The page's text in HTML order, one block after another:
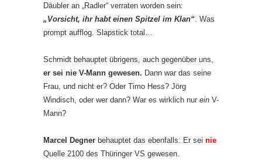
Däubler an „Radler“ verraten worden sein:
„Vorsicht, ihr habt einen Spitzel im Klan“. Was
prompt aufflog. Slapstick total…
Schmidt behauptet übrigens, auch gegenüber uns,
er sei nie V-Mann gewesen. Dann war das seine
Frau, und nicht er? Oder Timo Hess? Jörg
Windisch, oder wer dann? War es wirklich nur ein V-
Mann?
Marcel Degner behauptet das ebenfalls: Er sei nie
Quelle 2100 des Thüringer VS gewesen.